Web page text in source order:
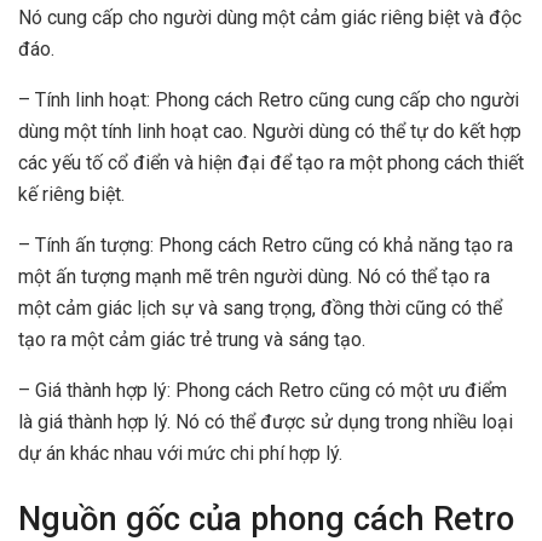
Nó cung cấp cho người dùng một cảm giác riêng biệt và độc
đáo.
– Tính linh hoạt: Phong cách Retro cũng cung cấp cho người
dùng một tính linh hoạt cao. Người dùng có thể tự do kết hợp
các yếu tố cổ điển và hiện đại để tạo ra một phong cách thiết
kế riêng biệt.
– Tính ấn tượng: Phong cách Retro cũng có khả năng tạo ra
một ấn tượng mạnh mẽ trên người dùng. Nó có thể tạo ra
một cảm giác lịch sự và sang trọng, đồng thời cũng có thể
tạo ra một cảm giác trẻ trung và sáng tạo.
– Giá thành hợp lý: Phong cách Retro cũng có một ưu điểm
là giá thành hợp lý. Nó có thể được sử dụng trong nhiều loại
dự án khác nhau với mức chi phí hợp lý.
Nguồn gốc của phong cách Retro